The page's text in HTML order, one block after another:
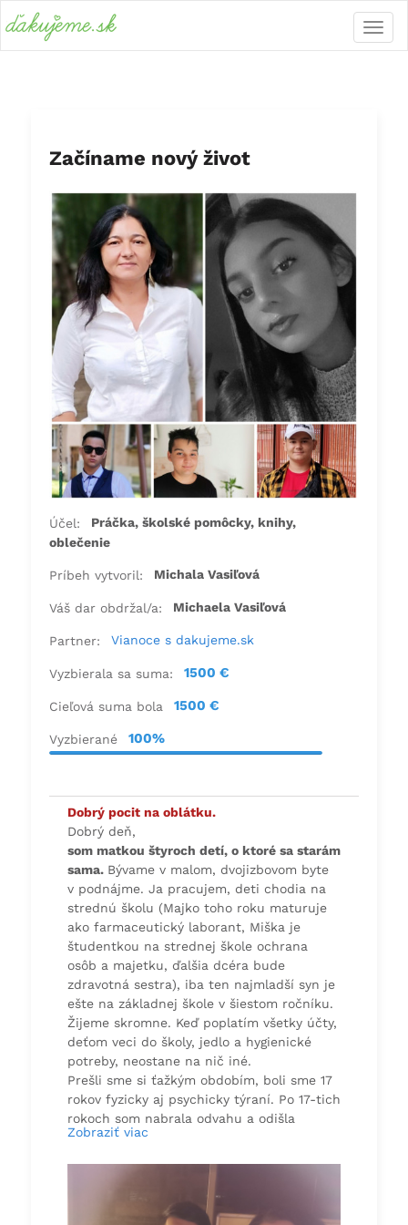
Začíname nový život
Účel:
Práčka, školské pomôcky, knihy,
oblečenie
Príbeh vytvoril: Michala Vasiľová
Váš dar obdržal/a: Michaela Vasiľová
Partner: Vianoce s dakujeme.sk
Vyzbierala sa suma: 1500 €
Cieľová suma bola 1500 €
Vyzbierané 100%
Dobrý pocit na oblátku.
Dobrý deň,
som matkou štyroch detí, o ktoré sa starám
sama. Bývame v malom, dvojizbovom byte
v podnájme. Ja pracujem, deti chodia na
strednú školu (Majko toho roku maturuje
ako farmaceutický laborant, Miška je
študentkou na strednej škole ochrana
osôb a majetku, ďalšia dcéra bude
zdravotná sestra), iba ten najmladší syn je
ešte na základnej škole v šiestom ročníku.
Žijeme skromne. Keď poplatím všetky účty,
deťom veci do školy, jedlo a hygienické
potreby, neostane na nič iné.
Prešli sme si ťažkým obdobím, boli sme 17
rokov fyzicky aj psychicky týraní. Po 17-tich
rokoch som nabrala odvahu a odišla
k rodičom aj s deťmi.
nútili, aby sme sa vrátili k nemu. Pomohli
nám cudzí ľudia, našli sme si podnájom.
Je to úplne iný život, keď má človek pokoj
Zobraziť viac